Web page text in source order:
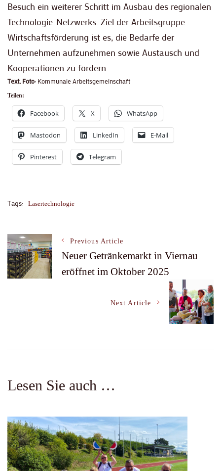
Besuch ein weiterer Schritt im Ausbau des regionalen
Technologie-Netzwerks. Ziel der Arbeitsgruppe
Wirtschaftsförderung ist es, die Bedarfe der
Unternehmen aufzunehmen sowie Austausch und
Kooperationen zu fördern.
Text, Foto: Kommunale Arbeitsgemeinschaft
Teilen:
Facebook X WhatsApp
Mastodon LinkedIn E-Mail
Pinterest Telegram
Tags: Lasertechnologie
Post
Navigation
Previous Article
Neuer Getränkemarkt in Viernau
eröffnet im Oktober 2025
Next Article
Lesen Sie auch …